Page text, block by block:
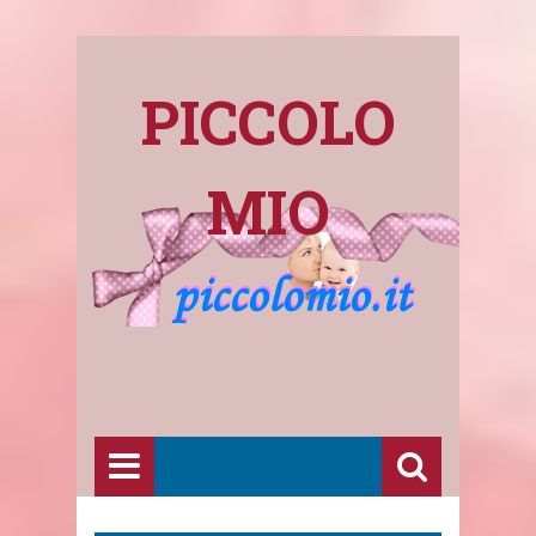
PICCOLO
MIO